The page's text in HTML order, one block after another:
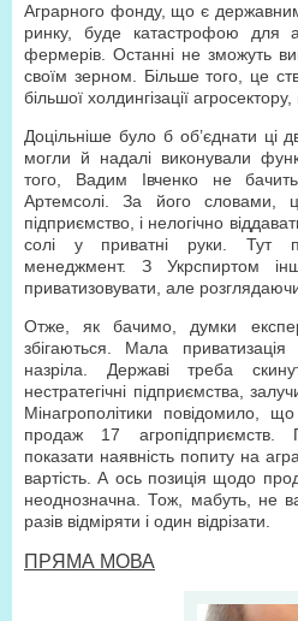
Аграрного фонду, що є
ринку, буде катастрофою для
фермерів. Останні не зможуть
своїм зерном. Більше того, це
більшої холдингізації
Доцільніше було б об’єднати ці
могли й надалі виконували
того, Вадим Івченко не бачить
Артемсолі. За його словами,
підприємство, і нелогічно
солі у приватні руки. Тут
менеджмент. З Укрспиртом
приватизовувати, але
Отже, як бачимо, думки
збігаються. Мала
назріла. Державі треба
нестратегічні підприємства,
Мінагрополітики повідомило,
продаж 17 агропідприємств.
показати наявність попиту на
вартість. А ось позиція щодо
неоднозначна. Тож, мабуть, не
разів відміряти і один відрізати.
ПРЯМА МОВА